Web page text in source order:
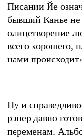
Писании Йе
бывший Канье
олицетворение
всего хорошего,
нами
Ну и
рэпер давно
переменам.